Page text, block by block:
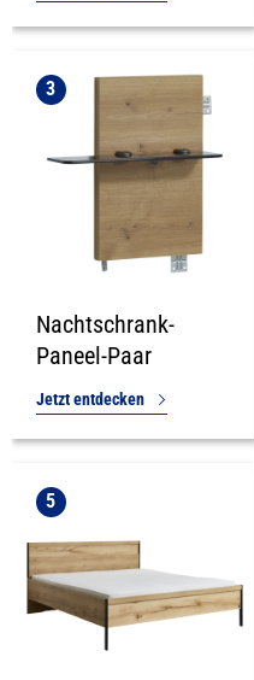
3
Nachtschrank-
Paneel-Paar
Jetzt entdecken
5